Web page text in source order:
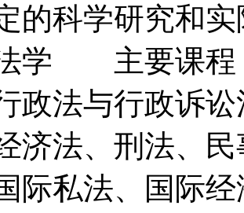
的科学研究和
学 主要课程
政法与行政诉
济法、刑法、
际私法、国际